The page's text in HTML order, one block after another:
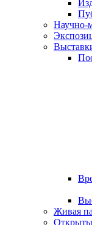
Научно-
Живая